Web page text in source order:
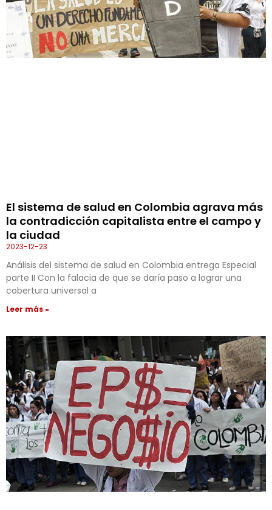
El sistema de salud en Colombia agrava más
la contradicción capitalista entre el campo y
la ciudad
2023-12-23
Análisis del sistema de salud en Colombia entrega Especial
parte II Con la falacia de que se daría paso a lograr una
cobertura universal a
Leer más »